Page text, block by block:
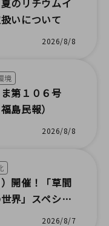
夏のリチウムイ
いについて
2026/8/8
境
第１０６号
島民報）
2026/8/8
開催！「草間
界」スペシャ
ルクスクリーン
2026/8/7